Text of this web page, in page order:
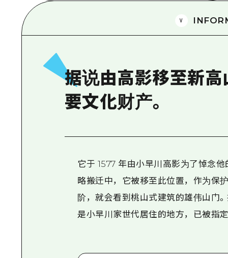
据说由高影移至新
要文化财产。
它于 1577 年由小早川高影为了悼念
略搬迁中，它被移至此位置，作为保
阶，就会看到桃山式建筑的雄伟山门
是小早川家世代居住的地方，已被指